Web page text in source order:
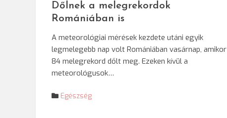
Dőlnek a melegrekordok
Romániában is
A meteorológiai mérések kezdete utáni egyik
legmelegebb nap volt Romániában vasárnap, amikor
84 melegrekord dőlt meg. Ezeken kívül a
meteorológusok…
Egészség